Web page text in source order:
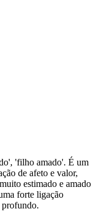
'filho amado'. É um
de afeto e valor,
estimado e amado
forte ligação
profundo.